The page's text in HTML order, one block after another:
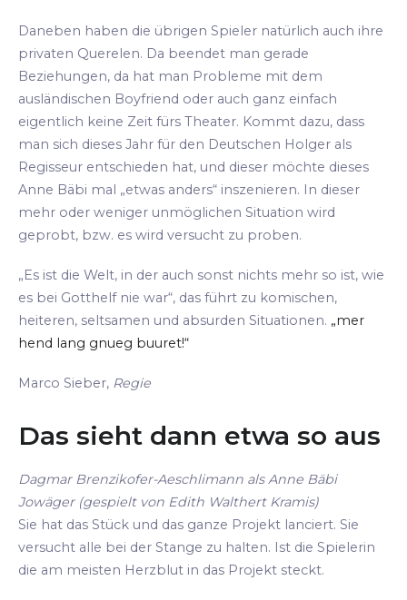
Daneben haben die übrigen Spieler natürlich auch ihre
privaten Querelen. Da beendet man gerade
Beziehungen, da hat man Probleme mit dem
ausländischen Boyfriend oder auch ganz einfach
eigentlich keine Zeit fürs Theater. Kommt dazu, dass
man sich dieses Jahr für den Deutschen Holger als
Regisseur entschieden hat, und dieser möchte dieses
Anne Bäbi mal „etwas anders“ inszenieren. In dieser
mehr oder weniger unmöglichen Situation wird
geprobt, bzw. es wird versucht zu proben.
„Es ist die Welt, in der auch sonst nichts mehr so ist, wie
es bei Gotthelf nie war“, das führt zu komischen,
heiteren, seltsamen und absurden Situationen. „mer
hend lang gnueg buuret!“
Marco Sieber, Regie
Das sieht dann etwa so aus
Dagmar Brenzikofer-Aeschlimann als Anne Bäbi
Jowäger (gespielt von Edith Walthert Kramis)
Sie hat das Stück und das ganze Projekt lanciert. Sie
versucht alle bei der Stange zu halten. Ist die Spielerin
die am meisten Herzblut in das Projekt steckt.